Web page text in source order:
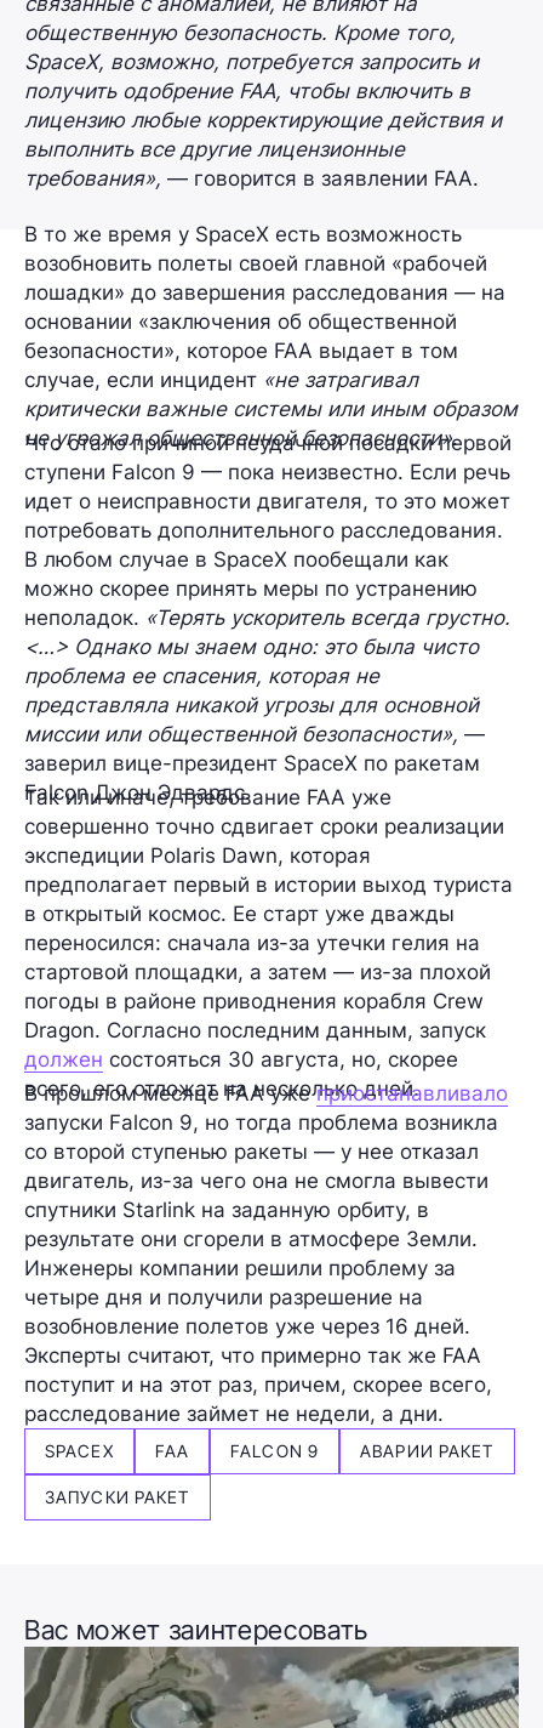
общественную безопасность. Кроме того,
SpaceX, возможно, потребуется запросить и
получить одобрение FAA, чтобы включить в
лицензию любые корректирующие действия и
выполнить все другие лицензионные
требования», — говорится в заявлении FAA.
В то же время у SpaceX есть возможность
возобновить полеты своей главной «рабочей
лошадки» до завершения расследования — на
основании «заключения об общественной
безопасности», которое FAA выдает в том
случае, если инцидент «не затрагивал
критически важные системы или иным образом
не угрожал общественной безопасности».
Что стало причиной неудачной посадки первой
ступени Falcon 9 — пока неизвестно. Если речь
идет о неисправности двигателя, то это может
потребовать дополнительного расследования.
В любом случае в SpaceX пообещали как
можно скорее принять меры по устранению
неполадок. «Терять ускоритель всегда грустно.
<…> Однако мы знаем одно: это была чисто
проблема ее спасения, которая не
представляла никакой угрозы для основной
миссии или общественной безопасности», —
заверил вице-президент SpaceX по ракетам
FalconДжон Эдвардс.
Так или иначе, требование FAA уже
совершенно точно сдвигает сроки реализации
экспедиции Polaris Dawn, которая
предполагает первый в истории выход туриста
в открытый космос. Ее старт уже дважды
переносился: сначала из-за утечки гелия на
стартовой площадки, а затем — из-за плохой
погоды в районе приводнения корабля Crew
Dragon. Согласно последним данным, запуск
должен состояться 30 августа, но, скорее
всего, его отложат на несколько дней.
В прошлом месяце FAA ужеприостанавливало
запуски Falcon 9, но тогда проблема возникла
со второй ступенью ракеты — у нее отказал
двигатель, из-за чего она не смогла вывести
спутники Starlink на заданную орбиту, в
результате они сгорели в атмосфере Земли.
Инженеры компании решили проблему за
четыре дня и получили разрешение на
возобновление полетов уже через 16 дней.
Эксперты считают, что примерно так же FAA
поступит и на этот раз, причем, скорее всего,
расследование займет не недели, а дни.
SPACEX FAA FALCON 9 АВАРИИ РАКЕТ
ЗАПУСКИ РАКЕТ
Вас может заинтересовать